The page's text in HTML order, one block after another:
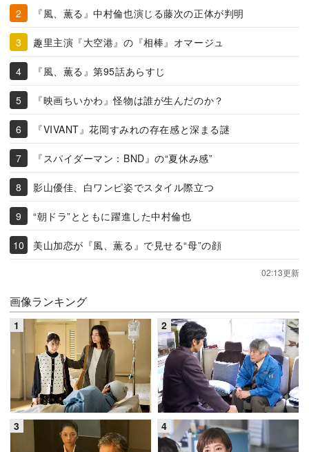
『風、薫る』中村倫也演じる藤次の正体が判明
趣里主演『大空港』の『相棒』オマージュ
『風、薫る』第95話あらすじ
『映画ちいかわ』怪物は誰が生んだのか？
『VIVANT』花岡すみれの存在感と深まる謎
『スパイダーマン：BND』の“夏休み感”
影山優佳、白ワンピ姿でスタイル際立つ
“朝ドラ”とともに躍進した中村倫也
美山加恋が『風、薫る』で見せる“母”の顔
02:13更新
画像ランキング